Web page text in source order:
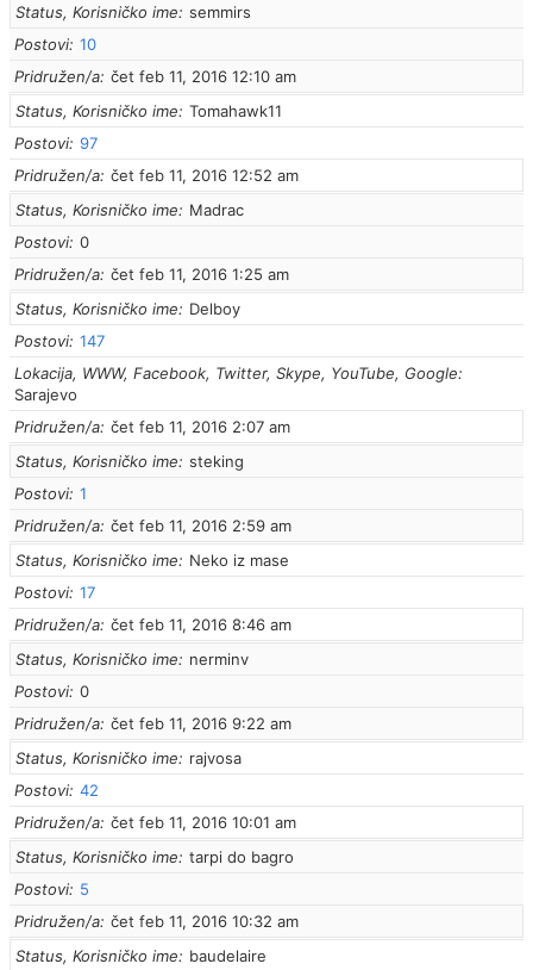
Status, Korisničko ime
semmirs
Postovi 10
Pridružen/a čet feb 11, 2016 12:10 am
Status, Korisničko ime
Tomahawk11
Postovi 97
Pridružen/a čet feb 11, 2016 12:52 am
Status, Korisničko ime
Madrac
Postovi 0
Pridružen/a čet feb 11, 2016 1:25 am
Status, Korisničko ime
Delboy
Postovi 147
Lokacija, WWW, Facebook, Twitter, Skype, YouTube, Google
Sarajevo
Pridružen/a čet feb 11, 2016 2:07 am
Status, Korisničko ime
steking
Postovi 1
Pridružen/a čet feb 11, 2016 2:59 am
Status, Korisničko ime
Neko iz mase
Postovi 17
Pridružen/a čet feb 11, 2016 8:46 am
Status, Korisničko ime
nerminv
Postovi 0
Pridružen/a čet feb 11, 2016 9:22 am
Status, Korisničko ime
rajvosa
Postovi 42
Pridružen/a čet feb 11, 2016 10:01 am
Status, Korisničko ime
tarpi do bagro
Postovi
5
Pridružen/a čet feb 11, 2016 10:32 am
Status, Korisničko ime
baudelaire